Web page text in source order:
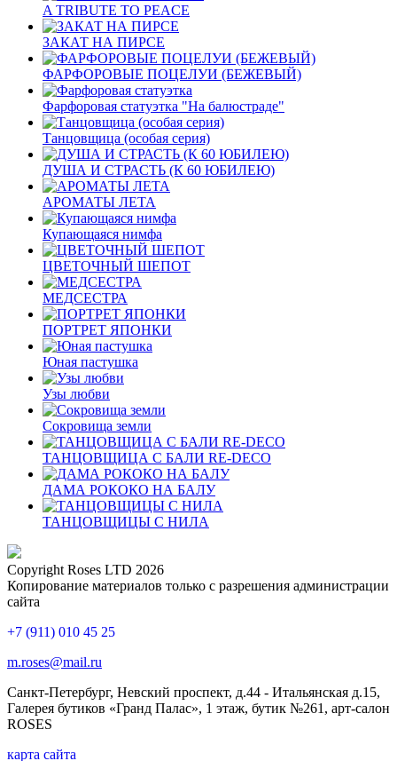
A TRIBUTE TO PEACE
ЗАКАТ НА ПИРСЕ
ФАРФОРОВЫЕ ПОЦЕЛУИ (БЕЖЕВЫЙ)
Фарфоровая статуэтка "На балюстраде"
Танцовщица (особая серия)
ДУША И СТРАСТЬ (К 60 ЮБИЛЕЮ)
АРОМАТЫ ЛЕТА
Купающаяся нимфа
ЦВЕТОЧНЫЙ ШЕПОТ
МЕДСЕСТРА
ПОРТРЕТ ЯПОНКИ
Юная пастушка
Узы любви
Сокровища земли
ТАНЦОВЩИЦА С БАЛИ RE-DECO
ДАМА РОКОКО НА БАЛУ
ТАНЦОВЩИЦЫ С НИЛА
Copyright Roses LTD 2026
Копирование материалов только с разрешения администрации
сайта
+7 (911) 010 45 25
m.roses@mail.ru
Санкт-Петербург, Невский проспект, д.44 - Итальянская д.15,
Галерея бутиков «Гранд Палас», 1 этаж, бутик №261, арт-салон
ROSES
карта сайта